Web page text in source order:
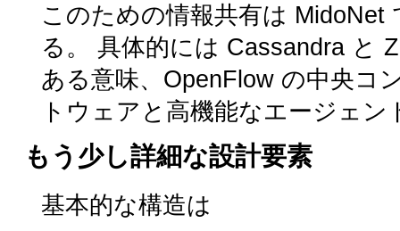
このための情報共有は
る。 具体的には Cassandra と
ある意味、OpenFlow の中央コ
トウェアと高機能なエージェ
もう少し詳細な設計要素
基本的な構造は